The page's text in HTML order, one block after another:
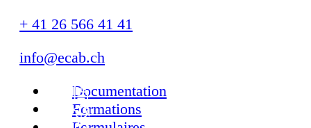
+ 41 26 566 41 41
info@ecab.ch
Documentation
Formations